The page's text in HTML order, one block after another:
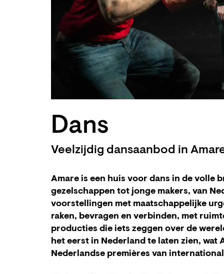
Dans
Veelzijdig dansaanbod in
Amare is een huis voor dans in de volle
gezelschappen tot jonge makers, van
voorstellingen met maatschappelijke
raken, bevragen en verbinden, met
producties die iets zeggen over de
het eerst in Nederland te laten zien, wat
Nederlandse premières van